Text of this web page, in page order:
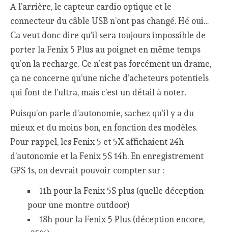
A l’arrière, le capteur cardio optique et le
connecteur du câble USB n’ont pas changé. Hé oui…
Ca veut donc dire qu’il sera toujours impossible de
porter la Fenix 5 Plus au poignet en même temps
qu’on la recharge. Ce n’est pas forcément un drame,
ça ne concerne qu’une niche d’acheteurs potentiels
qui font de l’ultra, mais c’est un détail à noter.
Puisqu’on parle d’autonomie, sachez qu’il y a du
mieux et du moins bon, en fonction des modèles.
Pour rappel, les Fenix 5 et 5X affichaient 24h
d’autonomie et la Fenix 5S 14h. En enregistrement
GPS 1s, on devrait pouvoir compter sur :
11h pour la Fenix 5S plus (quelle déception
pour une montre outdoor)
18h pour la Fenix 5 Plus (déception encore,